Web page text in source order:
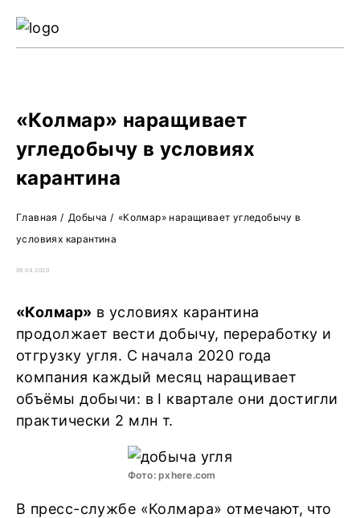
«Колмар» наращивает
угледобычу в условиях
карантина
Главная / Добыча / «Колмар» наращивает угледобычу в
условиях карантина
09.04.2020
«Колмар» в условиях карантина
продолжает вести добычу, переработку и
отгрузку угля. С начала 2020 года
компания каждый месяц наращивает
объёмы добычи: в I квартале они достигли
практически 2 млн т.
Фото: pxhere.com
В пресс-службе «Колмара» отмечают, что